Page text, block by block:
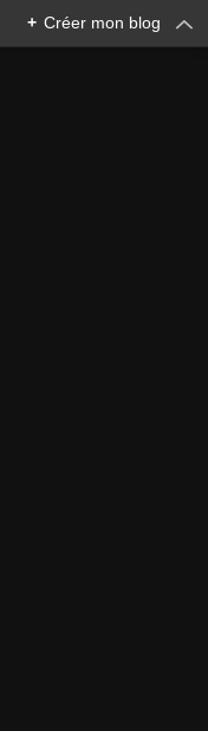
+ Créer mon blog